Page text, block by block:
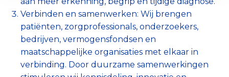
Verbinden en samenwerken: Wij brengen
patiënten, zorgprofessionals, onderzoekers,
bedrijven, vermogensfondsen en
maatschappelijke organisaties met elkaar in
verbinding. Door duurzame samenwerkingen